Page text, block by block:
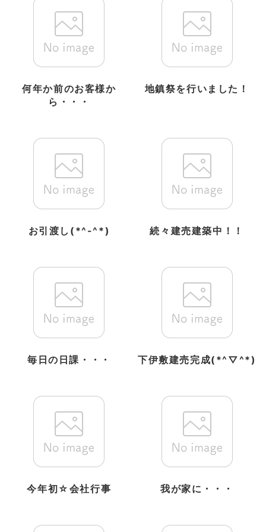
何年か前のお客様か
ら・・・
地鎮祭を行いました！
お引渡し(*^-^*) 続々建売建築中！！
毎日の日課・・・ 下伊敷建売完成(*^▽^*)
今年初☆会社行事 我が家に・・・